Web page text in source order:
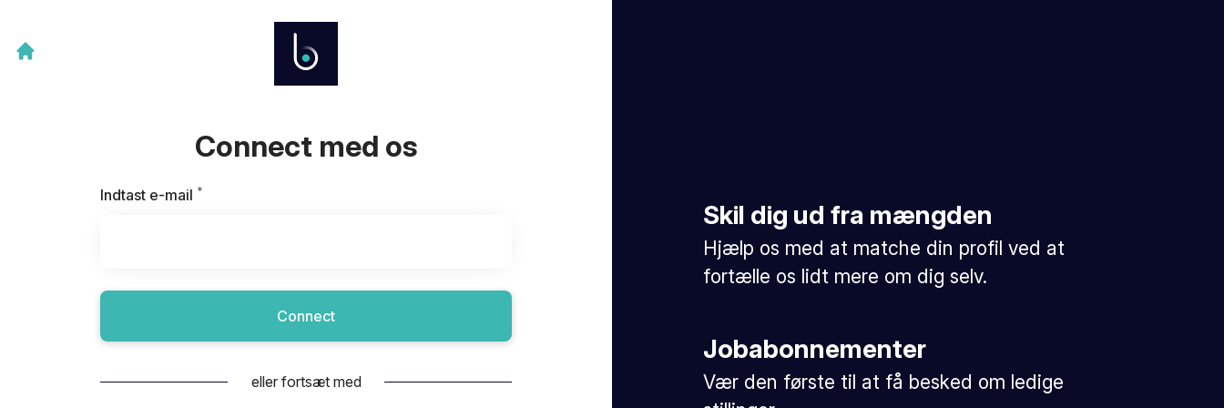
Connect med os
Indtast e-mail *
Connect
eller fortsæt med
Skil dig ud fra mængden
Hjælp os med at matche din profil ved at
fortælle os lidt mere om dig selv.
Jobabonnementer
Vær den første til at få besked om ledige